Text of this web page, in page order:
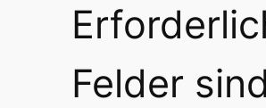
Felder sind